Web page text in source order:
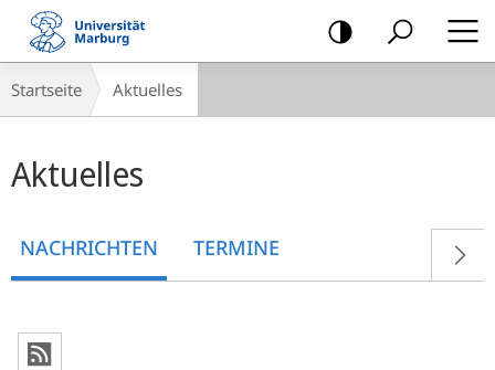
Mobile-
Navigation
Breadcrumb-
Navigation
Startseite Aktuelles
Aktuelles
NACHRICHTEN TERMINE